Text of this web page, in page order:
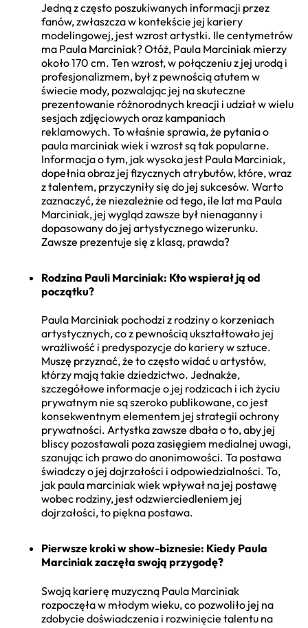
Jedną z często poszukiwanych informacji przez
fanów, zwłaszcza w kontekście jej kariery
modelingowej, jest wzrost artystki. Ile centymetrów
ma Paula Marciniak? Otóż, Paula Marciniak mierzy
około 170 cm. Ten wzrost, w połączeniu z jej urodą i
profesjonalizmem, był z pewnością atutem w
świecie mody, pozwalając jej na skuteczne
prezentowanie różnorodnych kreacji i udział w wielu
sesjach zdjęciowych oraz kampaniach
reklamowych. To właśnie sprawia, że pytania o
paula marciniak wiek i wzrost są tak popularne.
Informacja o tym, jak wysoka jest Paula Marciniak,
dopełnia obraz jej fizycznych atrybutów, które, wraz
z talentem, przyczyniły się do jej sukcesów. Warto
zaznaczyć, że niezależnie od tego, ile lat ma Paula
Marciniak, jej wygląd zawsze był nienaganny i
dopasowany do jej artystycznego wizerunku.
Zawsze prezentuje się z klasą, prawda?
Rodzina Pauli Marciniak: Kto wspierał ją od
początku?
Paula Marciniak pochodzi z rodziny o korzeniach
artystycznych, co z pewnością ukształtowało jej
wrażliwość i predyspozycje do kariery w sztuce.
Muszę przyznać, że to często widać u artystów,
którzy mają takie dziedzictwo. Jednakże,
szczegółowe informacje o jej rodzicach i ich życiu
prywatnym nie są szeroko publikowane, co jest
konsekwentnym elementem jej strategii ochrony
prywatności. Artystka zawsze dbała o to, aby jej
bliscy pozostawali poza zasięgiem medialnej uwagi,
szanując ich prawo do anonimowości. Ta postawa
świadczy o jej dojrzałości i odpowiedzialności. To,
jak paula marciniak wiek wpływał na jej postawę
wobec rodziny, jest odzwierciedleniem jej
dojrzałości, to piękna postawa.
Pierwsze kroki w show-biznesie: Kiedy Paula
Marciniak zaczęła swoją przygodę?
Swoją karierę muzyczną Paula Marciniak
rozpoczęła w młodym wieku, co pozwoliło jej na
zdobycie doświadczenia i rozwinięcie talentu na